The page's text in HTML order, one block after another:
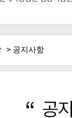
> 공지사항